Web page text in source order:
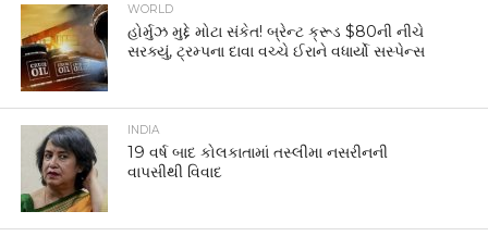
WORLD
હોર્મુઝ મુદ્દે મોટા સંકેત! બ્રેન્ટ ક્રૂડ $80ની નીચે
સરક્યું, ટ્રમ્પના દાવા વચ્ચે ઈરાને વધાર્યો સસ્પેન્સ
INDIA
19 વર્ષ બાદ કોલકાતામાં તસ્લીમા નસરીનની
વાપસીથી વિવાદ